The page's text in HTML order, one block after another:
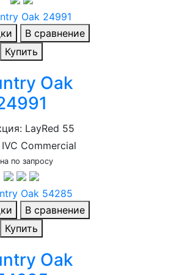
В сравнение
Купить
Oak
LayRed 55
Commercial
по запросу
В сравнение
Купить
Oak